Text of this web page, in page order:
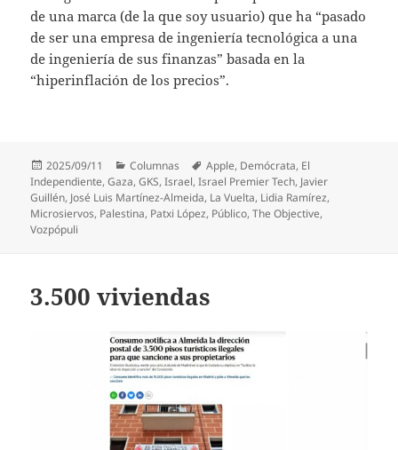
de una marca (de la que soy usuario) que ha “pasado
de ser una empresa de ingeniería tecnológica a una
de ingeniería de sus finanzas” basada en la
“hiperinflación de los precios”.
Publicado
el
2025/09/11 Categorías
Columnas Etiquetas
Apple, Demócrata, El
Independiente,Gaza,GKS,Israel,Israel Premier Tech, Javier
Guillén, José Luis Martínez-Almeida, La Vuelta, Lidia Ramírez,
Microsiervos, Palestina, Patxi López, Público,The Objective,
Vozpópuli
3.500 viviendas